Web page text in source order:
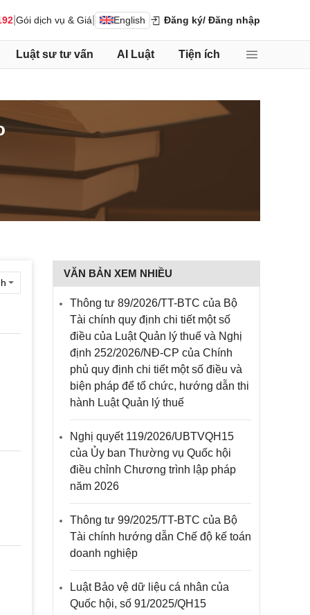
Gói dịch vụ & Giá English Đăng ký/ Đăng nhập
Luật sư tư vấn AI Luật Tiện ích
VĂN BẢN XEM NHIỀU
Thông tư 89/2026/TT-BTC của Bộ
Tài chính quy định chi tiết một số
điều của Luật Quản lý thuế và Nghị
định 252/2026/NĐ-CP của Chính
phủ quy định chi tiết một số điều và
biện pháp để tổ chức, hướng dẫn thi
hành Luật Quản lý thuế
Nghị quyết 119/2026/UBTVQH15
của Ủy ban Thường vụ Quốc hội
điều chỉnh Chương trình lập pháp
năm 2026
Thông tư 99/2025/TT-BTC của Bộ
Tài chính hướng dẫn Chế độ kế toán
doanh nghiệp
Luật Bảo vệ dữ liệu cá nhân của
Quốc hội, số 91/2025/QH15